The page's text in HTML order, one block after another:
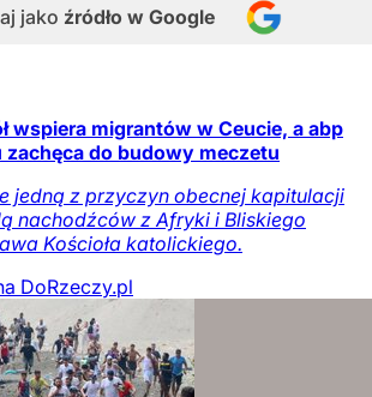
jako źródło w Google
wspiera migrantów w Ceucie, a abp
do budowy meczetu
jedną z przyczyn obecnej kapitulacji
nachodźców z Afryki i Bliskiego
Kościoła katolickiego.
DoRzeczy.pl